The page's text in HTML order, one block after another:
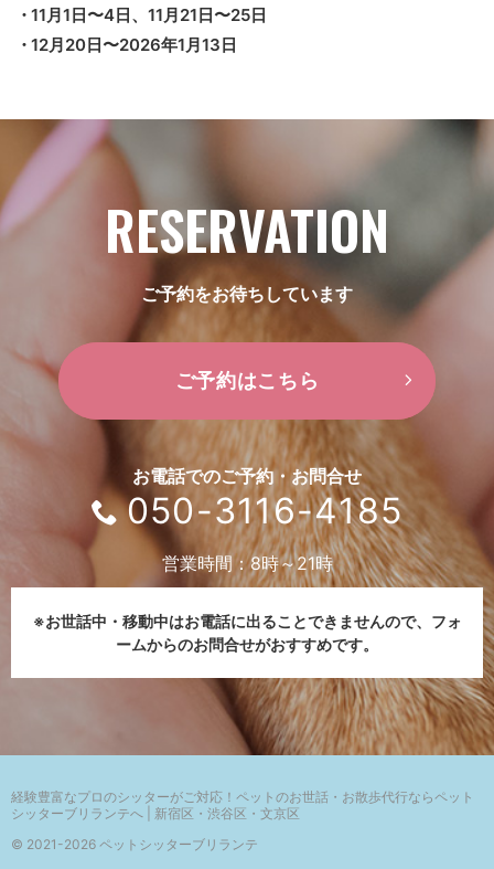
11月1日〜4日、11月21日〜25日
12月20日〜2026年1月13日
RESERVATION
ご予約をお待ちしています
ご予約はこちら
お電話でのご予約・お問合せ
050-3116-4185
営業時間：8時～21時
※お世話中・移動中はお電話に出ることできませんので、 フォ
ームからのお問合せがおすすめです。
© 2021-2026 ペットシッターブリランテ
経験豊富なプロのシッターがご対応！ ペットのお世話・お散歩代行ならペット
シッターブリランテへ | 新宿区・渋谷区・文京区